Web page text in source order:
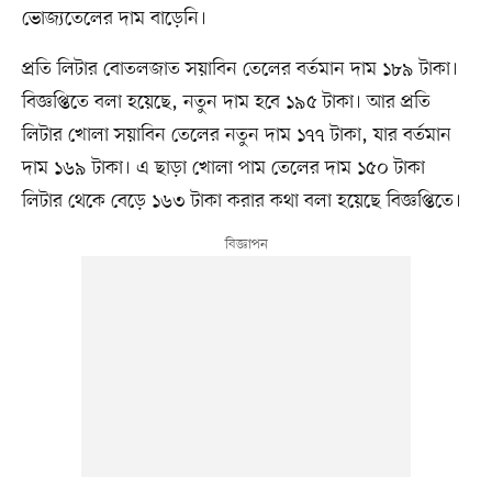
ভোজ্যতেলের দাম বাড়েনি।
প্রতি লিটার বোতলজাত সয়াবিন তেলের বর্তমান দাম ১৮৯ টাকা।
বিজ্ঞপ্তিতে বলা হয়েছে, নতুন দাম হবে ১৯৫ টাকা। আর প্রতি
লিটার খোলা সয়াবিন তেলের নতুন দাম ১৭৭ টাকা, যার বর্তমান
দাম ১৬৯ টাকা। এ ছাড়া খোলা পাম তেলের দাম ১৫০ টাকা
লিটার থেকে বেড়ে ১৬৩ টাকা করার কথা বলা হয়েছে বিজ্ঞপ্তিতে।